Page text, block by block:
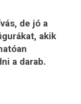
de jó a
akik
a darab.